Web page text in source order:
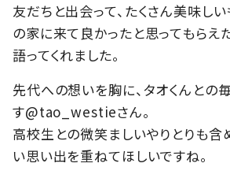
友だちと出会って、たくさん美味し
の家に来て良かったと思ってもらえ
語ってくれました。
先代への想いを胸に、タオくんとの
す@tao_westieさん。
高校生との微笑ましいやりとりも含
い思い出を重ねてほしいですね。